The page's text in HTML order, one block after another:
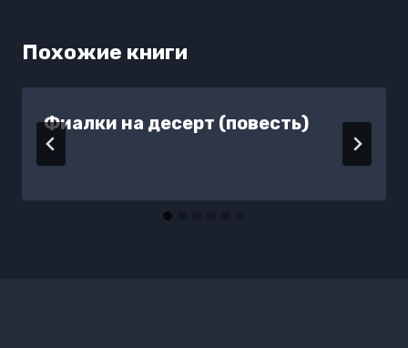
Похожие книги
Фиалки на десерт (повесть)